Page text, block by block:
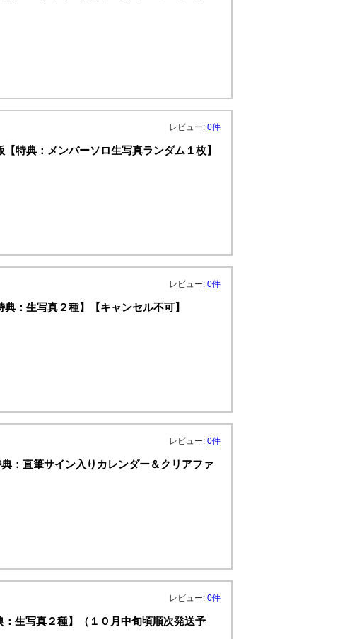
レビュー: 0件
特典：メンバーソロ生写真ランダム１枚】
レビュー: 0件
：生写真２種】【キャンセル不可】
レビュー: 0件
：直筆サイン入りカレンダー＆クリアファ
レビュー: 0件
：生写真２種】（１０月中旬頃順次発送予